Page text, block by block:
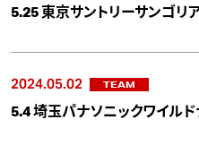
5.25 東京サントリーサンゴリ
2024.05.02 TEAM
5.4 埼玉パナソニックワイル